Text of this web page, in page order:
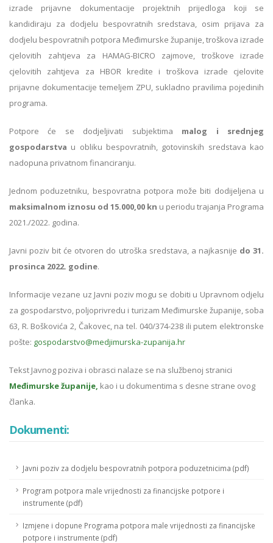
izrade prijavne dokumentacije projektnih prijedloga koji se
kandidiraju za dodjelu bespovratnih sredstava, osim prijava za
dodjelu bespovratnih potpora Međimurske županije, troškova izrade
cjelovitih zahtjeva za HAMAG-BICRO zajmove, troškove izrade
cjelovitih zahtjeva za HBOR kredite i troškova izrade cjelovite
prijavne dokumentacije temeljem ZPU, sukladno pravilima pojedinih
programa.
Potpore će se dodjeljivati subjektima malog i srednjeg
gospodarstva u obliku bespovratnih, gotovinskih sredstava kao
nadopuna privatnom financiranju.
Jednom poduzetniku, bespovratna potpora može biti dodijeljena u
maksimalnom iznosu od 15.000,00 kn u periodu trajanja Programa
2021./2022. godina.
Javni poziv bit će otvoren do utroška sredstava, a najkasnije do 31.
prosinca 2022. godine.
Informacije vezane uz Javni poziv mogu se dobiti u Upravnom odjelu
za gospodarstvo, poljoprivredu i turizam Međimurske županije, soba
63, R. Boškovića 2, Čakovec, na tel. 040/374-238 ili putem elektronske
pošte: gospodarstvo@medjimurska-zupanija.hr
Tekst Javnog poziva i obrasci nalaze se na službenoj stranici
Međimurske županije, kao i u dokumentima s desne strane ovog
članka.
Dokumenti:
Javni poziv za dodjelu bespovratnih potpora poduzetnicima (pdf)
Program potpora male vrijednosti za financijske potpore i
instrumente (pdf)
Izmjene i dopune Programa potpora male vrijednosti za financijske
potpore i instrumente (pdf)